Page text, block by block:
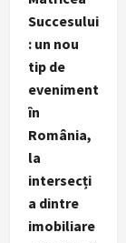
Succesului
: un nou
tip de
eveniment
în
România,
la
intersecți
a dintre
imobiliare